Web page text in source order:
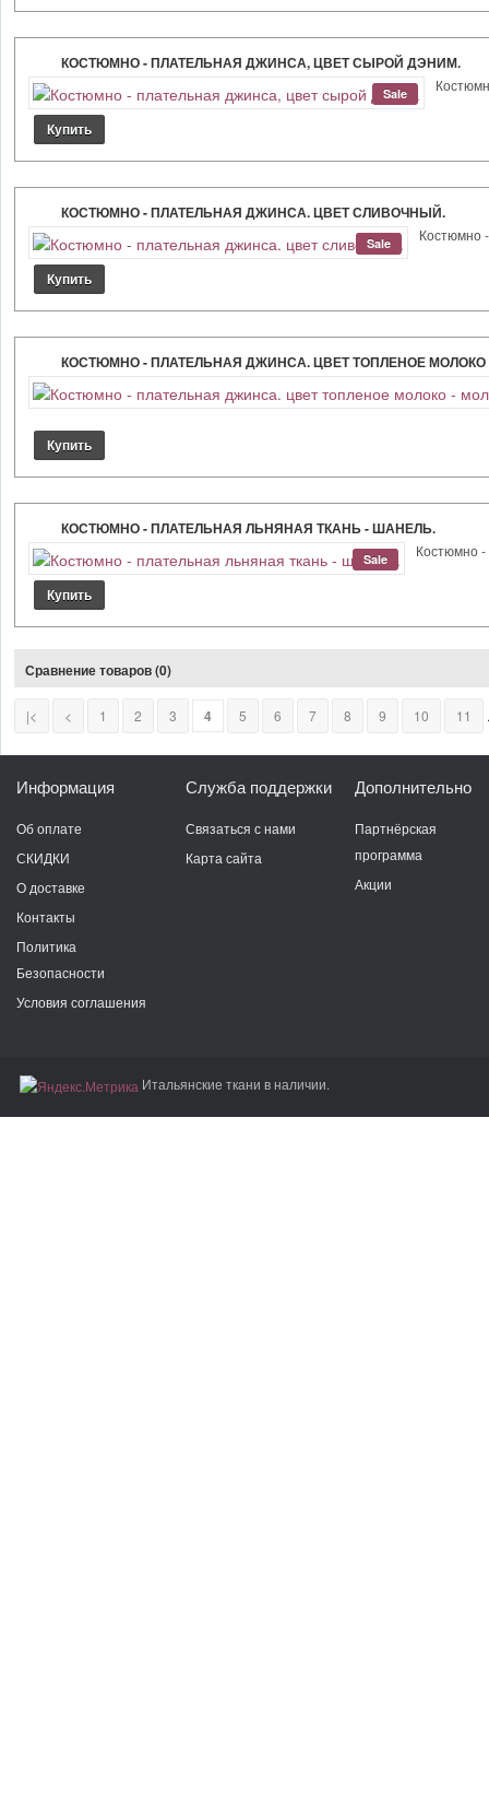
КОСТЮМНО - ПЛАТЕЛЬНАЯ ДЖИНСА, ЦВЕТ СЫРОЙ ДЭНИМ.
Sale
КОСТЮМНО - ПЛАТЕЛЬНАЯ ДЖИНСА. ЦВЕТ СЛИВОЧНЫЙ.
Sale Костюмно
КОСТЮМНО - ПЛАТЕЛЬНАЯ ДЖИНСА. ЦВЕТ ТОПЛЕНОЕ
КОСТЮМНО - ПЛАТЕЛЬНАЯ ЛЬНЯНАЯ ТКАНЬ - ШАНЕЛЬ.
Sale Костюмно -
Сравнение товаров (0)
|< < 1 2 3 4 5 6 7 8 9 10 11
Информация
Об оплате
СКИДКИ
О доставке
Контакты
Политика
Безопасности
Условия соглашения
Служба поддержки
Связаться с нами
Карта сайта
Дополнительно
Партнёрская
программа
Акции
Итальянские ткани в наличии.